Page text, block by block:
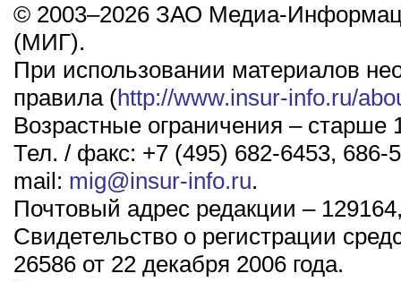
© 2003–2026 ЗАО Медиа-
(МИГ).
При использовании материалов
правила (http://www.insur-info.ru/
Возрастные ограничения – старше
Тел. / факс: +7 (495) 682-6453, 686-
mail: mig@insur-info.ru.
Почтовый адрес редакции –
Свидетельство о регистрации
26586 от 22 декабря 2006 года.